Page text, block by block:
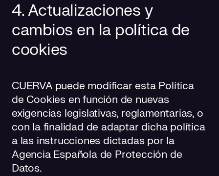
4. Actualizaciones y
cambios en la política de
cookies
CUERVA puede modificar esta Política
de Cookies en función de nuevas
exigencias legislativas, reglamentarias, o
con la finalidad de adaptar dicha política
a las instrucciones dictadas por la
Agencia Española de Protección de
Datos.